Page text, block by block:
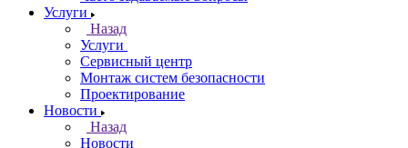
Услуги
Назад
Услуги
Сервисный центр
Монтаж систем безопасности
Проектирование
Новости
Назад
Новости